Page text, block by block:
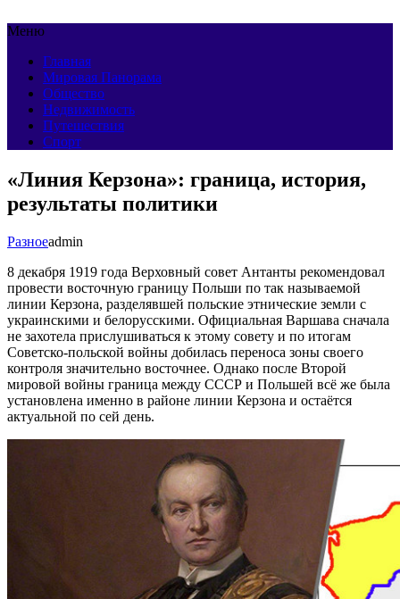
Меню
Главная
Мировая Панорама
Общество
Недвижимость
Путешествия
Спорт
«Линия Керзона»: граница, история,
результаты политики
Разноеadmin
8 декабря 1919 года Верховный совет Антанты рекомендовал
провести восточную границу Польши по так называемой
линии Керзона, разделявшей польские этнические земли с
украинскими и белорусскими. Официальная Варшава сначала
не захотела прислушиваться к этому совету и по итогам
Советско-польской войны добилась переноса зоны своего
контроля значительно восточнее. Однако после Второй
мировой войны граница между СССР и Польшей всё же была
установлена именно в районе линии Керзона и остаётся
актуальной по сей день.